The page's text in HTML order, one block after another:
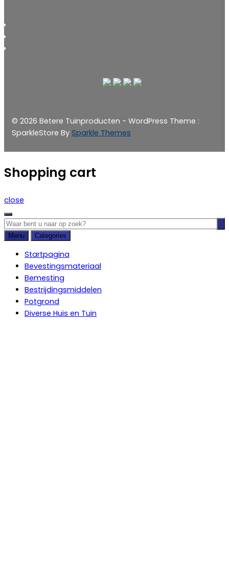
© 2026 Betere Tuinproducten - WordPress Theme :
SparkleStore By Sparkle Themes
Shopping cart
close
Menu Categories
Startpagina
Bevestingsmateriaal
Bemesting
Bestrijdingsmiddelen
Potgrond
Diverse Huis en Tuin